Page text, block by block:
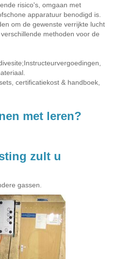
risico's, omgaan met
apparatuur benodigd is.
om de gewenste verrijkte lucht
methoden voor de
certificatiekost & handboek,
met leren?
zult u
gassen.